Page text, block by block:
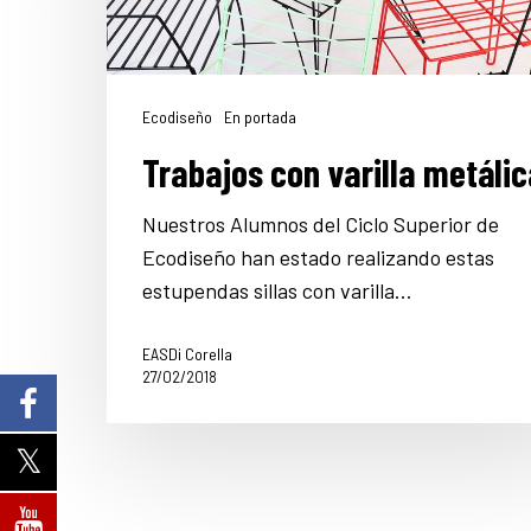
Ecodiseño En portada
Trabajos con varilla
Nuestros Alumnos del Ciclo Superior de
Ecodiseño han estado realizando estas
estupendas sillas con varilla…
EASDi Corella
27/02/2018